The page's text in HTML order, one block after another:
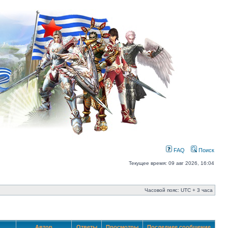
FAQ Поиск
Текущее время: 09 авг 2026, 16:04
Часовой пояс: UTC + 3 часа